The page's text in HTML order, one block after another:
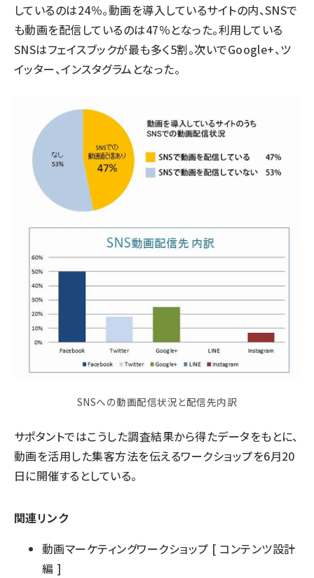
しているのは24％。動画を導入しているサイトの内、SNSで
も動画を配信しているのは47％となった。利用している
SNSはフェイスブックが最も多く5割。次いでGoogle+、ツ
イッター、インスタグラムとなった。
SNSへの動画配信状況と配信先内訳
サポタントではこうした調査結果から得たデータをもとに、
動画を活用した集客方法を伝えるワークショップを6月20
日に開催するとしている。
関連リンク
動画マーケティングワークショップ [ コンテンツ設計
編 ]